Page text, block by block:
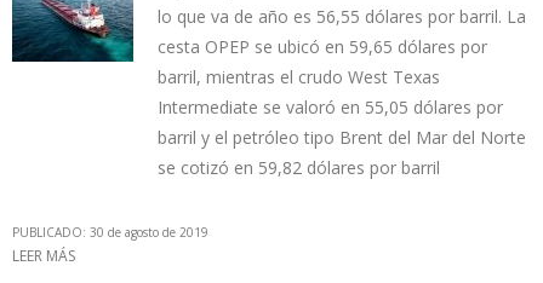
lo que va de año es 56,55 dólares por barril. La
cesta OPEP se ubicó en 59,65 dólares por
barril, mientras el crudo West Texas
Intermediate se valoró en 55,05 dólares por
barril y el petróleo tipo Brent del Mar del Norte
se cotizó en 59,82 dólares por barril
PUBLICADO: 30 de agosto de 2019
LEER MÁS